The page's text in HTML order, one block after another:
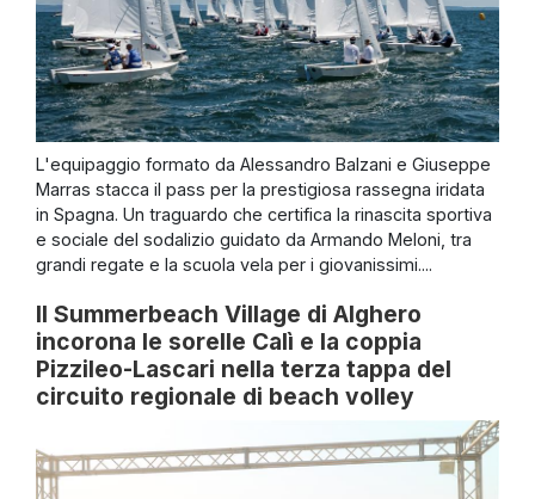
L'equipaggio formato da Alessandro Balzani e Giuseppe
Marras stacca il pass per la prestigiosa rassegna iridata
in Spagna. Un traguardo che certifica la rinascita sportiva
e sociale del sodalizio guidato da Armando Meloni, tra
grandi regate e la scuola vela per i giovanissimi....
Il Summerbeach Village di Alghero
incorona le sorelle Calì e la coppia
Pizzileo-Lascari nella terza tappa del
circuito regionale di beach volley